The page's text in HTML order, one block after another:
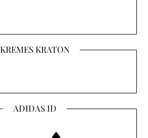
KREMES KRATON
ADIDAS ID